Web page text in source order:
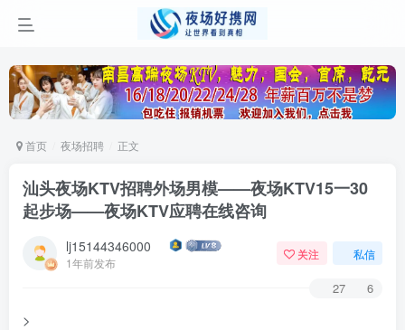
首页 夜场招聘 正文
汕头夜场KTV招聘外场男模——夜场KTV15一30
起步场——夜场KTV应聘在线咨询
lj15144346000
1年前发布
关注 私信
27 6
>